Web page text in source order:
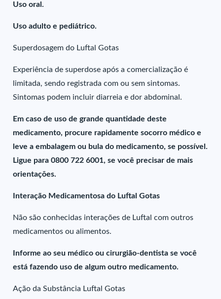
Uso oral.
Uso adulto e pediátrico.
Superdosagem do Luftal Gotas
Experiência de superdose após a comercialização é
limitada, sendo registrada com ou sem sintomas.
Sintomas podem incluir diarreia e dor abdominal.
Em caso de uso de grande quantidade deste
medicamento, procure rapidamente socorro médico e
leve a embalagem ou bula do medicamento, se possível.
Ligue para 0800 722 6001, se você precisar de mais
orientações.
Interação Medicamentosa do Luftal Gotas
Não são conhecidas interações de Luftal com outros
medicamentos ou alimentos.
Informe ao seu médico ou cirurgião-dentista se você
está fazendo uso de algum outro medicamento.
Ação da Substância Luftal Gotas